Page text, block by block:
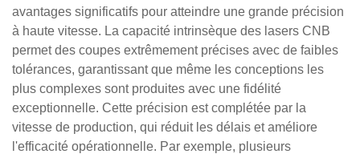
avantages significatifs pour atteindre une grande précision
à haute vitesse. La capacité intrinsèque des lasers CNB
permet des coupes extrêmement précises avec de faibles
tolérances, garantissant que même les conceptions les
plus complexes sont produites avec une fidélité
exceptionnelle. Cette précision est complétée par la
vitesse de production, qui réduit les délais et améliore
l'efficacité opérationnelle. Par exemple, plusieurs